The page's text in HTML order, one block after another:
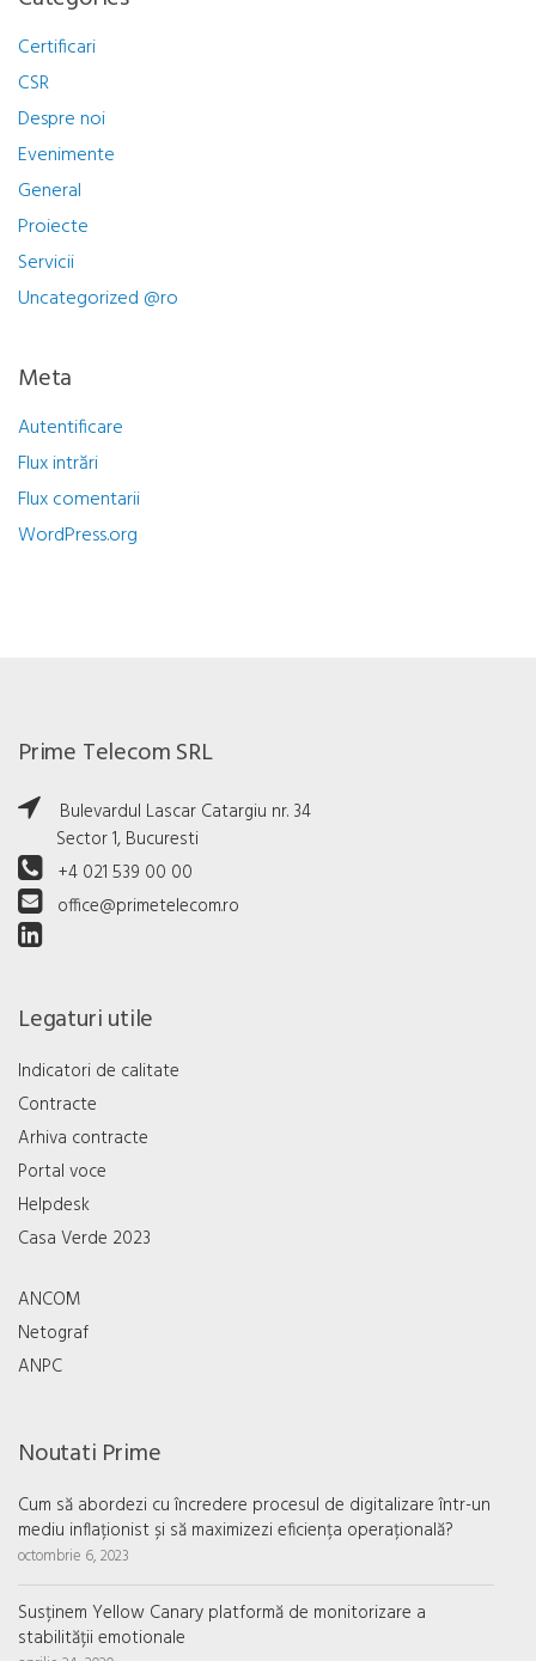
Certificari
CSR
Despre noi
Evenimente
General
Proiecte
Servicii
Uncategorized @ro
Meta
Autentificare
Flux intrări
Flux comentarii
WordPress.org
Prime Telecom SRL
Bulevardul Lascar Catargiu nr. 34
Sector 1, Bucuresti
+4 021 539 00 00
office@primetelecom.ro
Legaturi utile
Indicatori de calitate
Contracte
Arhiva contracte
Portal voce
Helpdesk
Casa Verde 2023
ANCOM
Netograf
ANPC
Noutati Prime
Cum să abordezi cu încredere procesul de digitalizare într-un
mediu inflaționist și să maximizezi eficiența operațională?
octombrie 6, 2023
Susținem Yellow Canary platformă de monitorizare a
stabilității emotionale